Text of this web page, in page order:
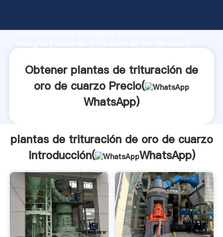
de investigación avanzada y excelente servicio,
clientes.
Obtener plantas de trituración de
oro de cuarzo Precio(
WhatsApp)
plantas de trituración de oro de cuarzo
Introducción(
WhatsApp)